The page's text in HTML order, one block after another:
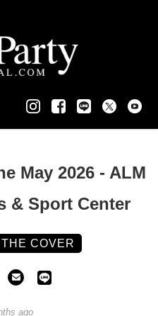
May 2026 - ALM
& Sport Center
COVER
ago